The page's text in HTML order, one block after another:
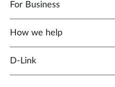
For Business
How we help
D‑Link